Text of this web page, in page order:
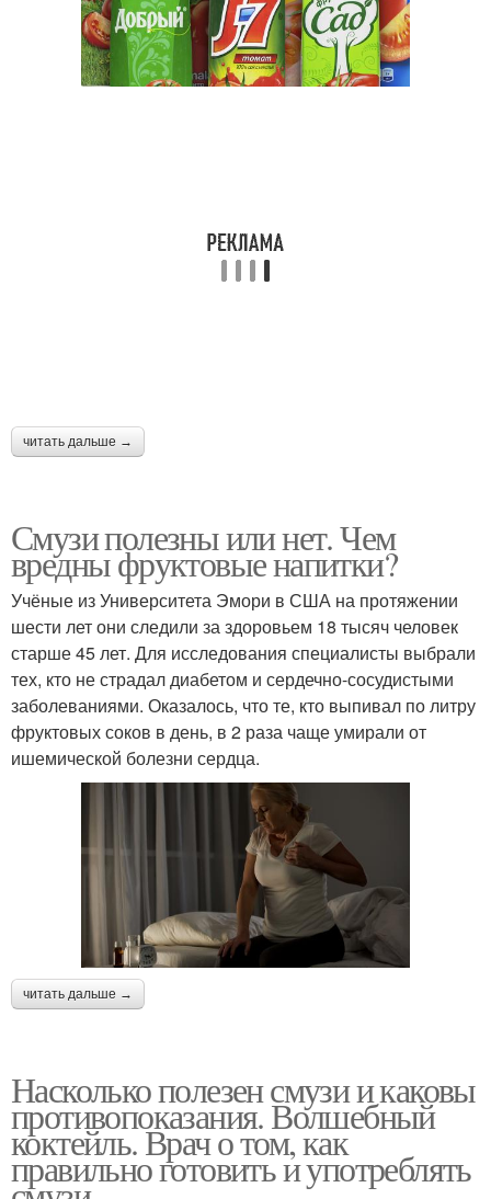
читать дальше →
Смузи полезны или нет. Чем
вредны фруктовые напитки?
Учёные из Университета Эмори в США на протяжении
шести лет они следили за здоровьем 18 тысяч человек
старше 45 лет. Для исследования специалисты выбрали
тех, кто не страдал диабетом и сердечно-сосудистыми
заболеваниями. Оказалось, что те, кто выпивал по литру
фруктовых соков в день, в 2 раза чаще умирали от
ишемической болезни сердца.
читать дальше →
Насколько полезен смузи и каковы
противопоказания. Волшебный
коктейль. Врач о том, как
правильно готовить и употреблять